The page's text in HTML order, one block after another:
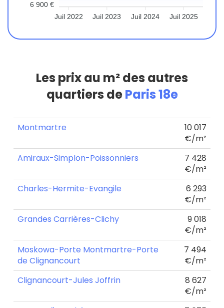
6 900 €
Juil 2022 Juil 2023 Juil 2024 Juil 2025
Les prix au m² des autres
quartiers deParis 18e
Montmartre
10 017
€/m²
Amiraux-Simplon-Poissonniers
7 428
€/m²
Charles-Hermite-Evangile
6 293
€/m²
Grandes Carrières-Clichy
9 018
€/m²
Moskowa-Porte Montmartre-Porte
de Clignancourt
7 494
€/m²
Clignancourt-Jules Joffrin
8 627
€/m²